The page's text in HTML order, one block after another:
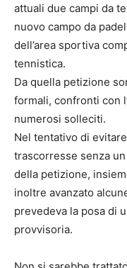
attuali due campi da
nuovo campo da
dell’area sportiva
tennistica.
Da quella petizione
formali, confronti con
numerosi solleciti.
Nel tentativo di
trascorresse senza
della petizione,
inoltre avanzato
prevedeva la posa di
provvisoria.